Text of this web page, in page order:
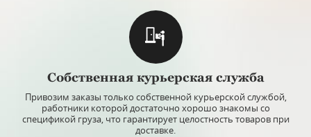
Собственная курьерская служба
Привозим заказы только собственной курьерской службой,
работники которой достаточно хорошо знакомы со
спецификой груза, что гарантирует целостность товаров при
доставке.